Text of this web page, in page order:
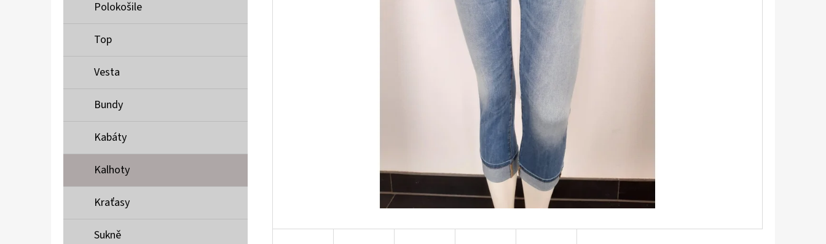
Polokošile
Top
Vesta
Bundy
Kabáty
Kalhoty
Kraťasy
Sukně
MUSTANG PÁSEK
MUSTANG PÁNSKÉ TRIKO S KRÁTKÝM
RUKÁVEM
399 Kč